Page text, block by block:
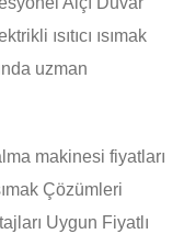
ısıtıcı ısımak
uzman
makinesi fiyatları
Çözümleri
Uygun Fiyatlı